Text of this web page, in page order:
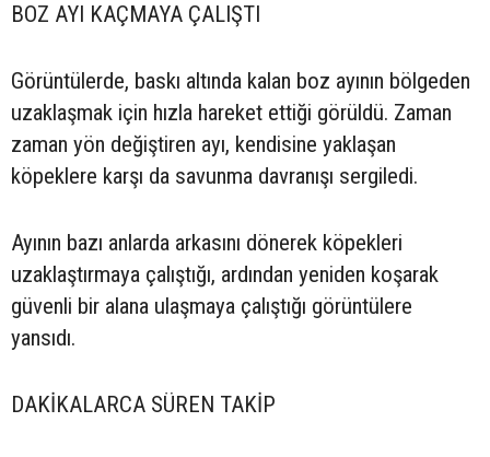
BOZ AYI KAÇMAYA ÇALIŞTI
Görüntülerde, baskı altında kalan boz ayının bölgeden
uzaklaşmak için hızla hareket ettiği görüldü. Zaman
zaman yön değiştiren ayı, kendisine yaklaşan
köpeklere karşı da savunma davranışı sergiledi.
Ayının bazı anlarda arkasını dönerek köpekleri
uzaklaştırmaya çalıştığı, ardından yeniden koşarak
güvenli bir alana ulaşmaya çalıştığı görüntülere
yansıdı.
DAKİKALARCA SÜREN TAKİP